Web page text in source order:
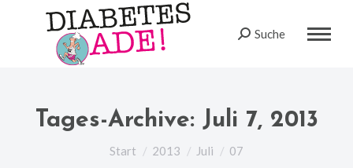
Search:
Suche
Tages-Archive: Juli 7, 2013
Sie befinden sich hier:
Start 2013 Juli 07